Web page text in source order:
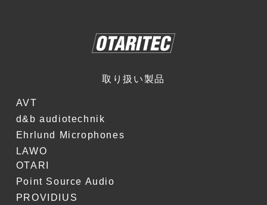
取り扱い製品
AVT
d&b audiotechnik
Ehrlund Microphones
LAWO
OTARI
Point Source Audio
PROVIDIUS